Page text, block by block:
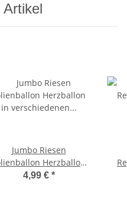
Artikel
Jumbo Riesen
Herzballon
verschiedenen Farben
4,99 € *